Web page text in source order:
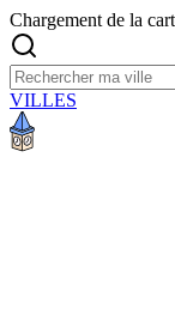
Chargement de la
VILLES